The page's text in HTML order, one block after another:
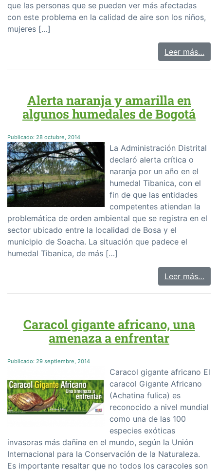
que las personas que se pueden ver más afectadas
con este problema en la calidad de aire son los niños,
mujeres […]
Leer más…
Alerta naranja y amarilla en
algunos humedales de Bogotá
Publicado: 28 octubre, 2014
La Administración Distrital
declaró alerta crítica o
naranja por un año en el
humedal Tibanica, con el
fin de que las entidades
competentes atiendan la
problemática de orden ambiental que se registra en el
sector ubicado entre la localidad de Bosa y el
municipio de Soacha. La situación que padece el
humedal Tibanica, de más […]
Leer más…
Caracol gigante africano, una
amenaza a enfrentar
Publicado: 29 septiembre, 2014
Caracol gigante africano El
caracol Gigante Africano
(Achatina fulica) es
reconocido a nivel mundial
como una de las 100
especies exóticas
invasoras más dañina en el mundo, según la Unión
Internacional para la Conservación de la Naturaleza.
Es importante resaltar que no todos los caracoles son